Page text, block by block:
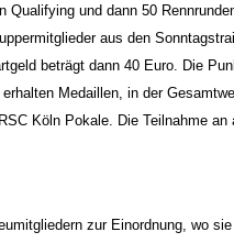
Qualifying und dann 50
aus den
beträgt dann 40 Euro. Die
Medaillen, in der
Köln Pokale. Die Teilnahme
zur Einordnung, wo